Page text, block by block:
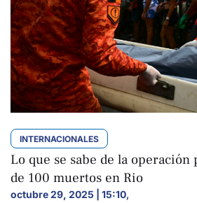
INTERNACIONALES
Lo que se sabe de la operación
de 100 muertos en Rio
octubre 29, 2025 | 15:10,